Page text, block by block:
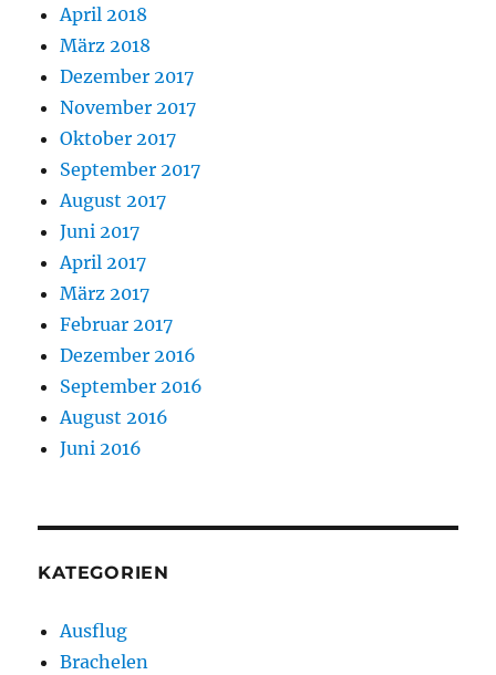
April 2018
März 2018
Dezember 2017
November 2017
Oktober 2017
September 2017
August 2017
Juni 2017
April 2017
März 2017
Februar 2017
Dezember 2016
September 2016
August 2016
Juni 2016
KATEGORIEN
Ausflug
Brachelen